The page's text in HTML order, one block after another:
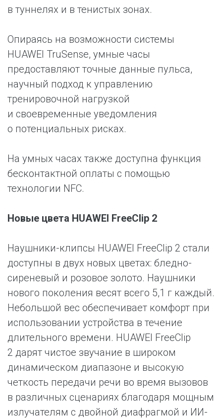
в туннелях и в тенистых зонах.
Опираясь на возможности системы
HUAWEI TruSense, умные часы
предоставляют точные данные пульса,
научный подход к управлению
тренировочной нагрузкой
и своевременные уведомления
о потенциальных рисках.
На умных часах также доступна функция
бесконтактной оплаты с помощью
технологии NFC.
Новые цвета HUAWEI FreeClip 2
Наушники-клипсы HUAWEI FreeClip 2 стали
доступны в двух новых цветах: бледно-
сиреневый и розовое золото. Наушники
нового поколения весят всего 5,1 г каждый.
Небольшой вес обеспечивает комфорт при
использовании устройства в течение
длительного времени. HUAWEI FreeClip
2 дарят чистое звучание в широком
динамическом диапазоне и высокую
четкость передачи речи во время вызовов
в различных сценариях благодаря мощным
излучателям с двойной диафрагмой и ИИ-